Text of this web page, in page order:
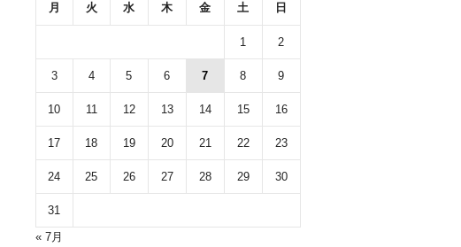
月 火 水 木 金 土 日
1 2
3 4 5 6 7 8 9
10 11 12 13 14 15 16
17 18 19 20 21 22 23
24 25 26 27 28 29 30
31
« 7月